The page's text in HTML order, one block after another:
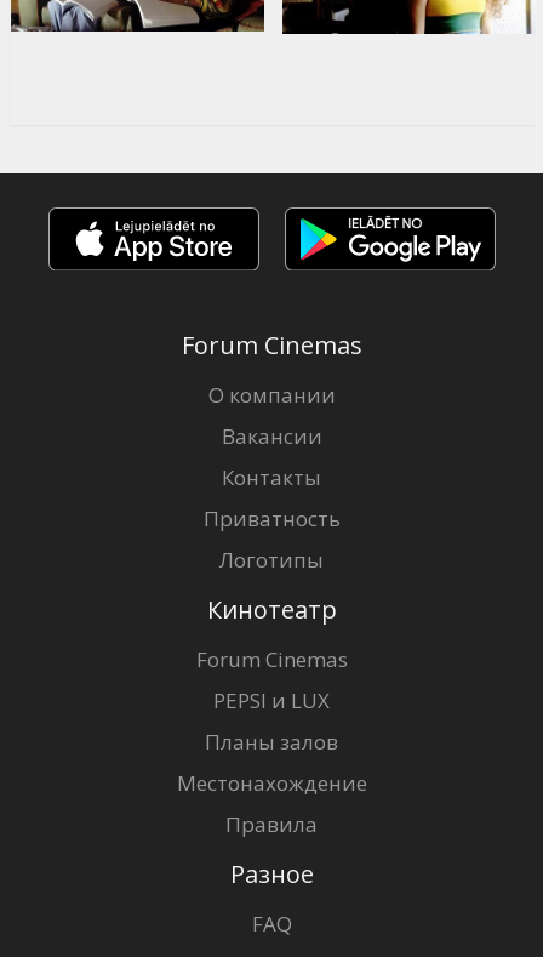
Forum Cinemas
О компании
Вакансии
Контакты
Приватность
Логотипы
Кинотеатр
Forum Cinemas
PEPSI и LUX
Планы залов
Местонахождение
Правила
Разное
FAQ